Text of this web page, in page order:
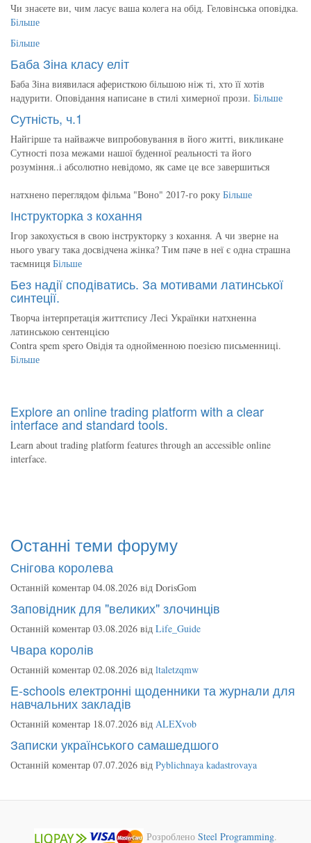
Чи знаєете ви, чим ласує ваша колега на обід. Геловінська оповідка.
Більше
Більше
Баба Зіна класу еліт
Баба Зіна виявилася аферисткою більшою ніж ті, хто її хотів
надурити. Оповідання написане в стилі химерної прози. Більше
Сутність, ч.1
Найгірше та найважче випробовування в його житті, викликане
Сутності поза межами нашої буденної реальності та його
розуміння..і абсолютно невідомо, як саме це все завершиться
натхнено переглядом фільма "Воно" 2017-го року Більше
Інструкторка з кохання
Ігор закохується в свою інструкторку з кохання. А чи зверне на
нього увагу така досвідчена жінка? Тим паче в неї є одна страшна
таємниця Більше
Без надії сподіватись. За мотивами латинської
синтеції.
Творча інтерпретація життєпису Лесі Українки натхненна
латинською сентенцією
Contra spem spero Овідія та однойменною поезією письменниці.
Більше
Explore an online trading platform with a clear
interface and standard tools.
Learn about trading platform features through an accessible online
interface.
Останні теми форуму
Снігова королева
Останній коментар 04.08.2026 від DorisGom
Заповідник для "великих" злочинців
Останній коментар 03.08.2026 від Life_Guide
Чвара королів
Останній коментар 02.08.2026 від ltaletzqmw
E-schools електронні щоденники та журнали для
навчальних закладів
Останній коментар 18.07.2026 від ALEXvob
Записки українського самашедшого
Останній коментар 07.07.2026 від Pyblichnaya kadastrovaya
Розроблено Steel Programming.